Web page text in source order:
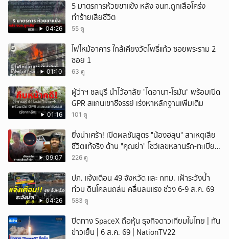
04:26
5 มาตรการห้วยขาแข้ง หลัง จนท.ถูกเสือโคร่ง
ทำร้ายเสียชีวิต
55 ดู
01:10
ไฟไหม้อาคาร ใกล้เคียงวัดโพธิ์แก้ว ซอยพระราม 2
ซอย 1
63 ดู
01:16
ผู้ว่าฯ ชลบุรี นำไว้อาลัย "ไดอานา-โรมัน" พร้อมเปิด
GPR สแกนเขาชีจรรย์ เร่งหาหลักฐานเพิ่มเติม
101 ดู
09:07
ยิ่งน่าเศร้า! เปิดผลชันสูตร "น้องฮลุน" สาเหตุเสีย
ชีวิตแท้จริง ด้าน "คุณย่า" โชว์เลขหลานรัก-ทะเบียน
รถเคลื่อนร่าง!
226 ดู
04:26
ปภ. แจ้งเตือน 49 จังหวัด และ กทม. เฝ้าระวังน้ำ
ท่วม ดินโคลนถล่ม คลื่นลมแรง ช่วง 6-9 ส.ค. 69
583 ดู
ปิดทาง SpaceX ถือหุ้น ธุจกิจดาวเทียมในไทย | ทัน
ข่าวเย็น | 6 ส.ค. 69 | NationTV22